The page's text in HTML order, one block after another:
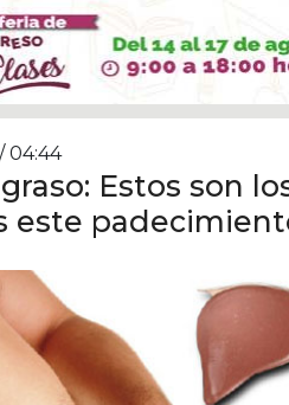
04:44
Estos son
este